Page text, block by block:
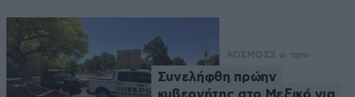
ΚΟΣΜΟΣ2 ω. πριν
Συνελήφθη πρώην
κυβερνήτης στο Μεξικό για